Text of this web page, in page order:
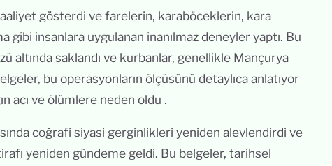
gösterdi ve farelerin, karaböceklerin, kara
gibi insanlara uygulanan inanılmaz deneyler yaptı. Bu
altında saklandı ve kurbanlar, genellikle Mançurya
bu operasyonların ölçüsünü detaylıca anlatıyor
acı ve ölümlere neden oldu .
coğrafi siyasi gerginlikleri yeniden alevlendirdi ve
yeniden gündeme geldi. Bu belgeler, tarihsel